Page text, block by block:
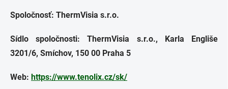
Spoločnosť: ThermVisia s.r.o.
Sídlo spoločnosti: ThermVisia s.r.o., Karla Engliše
3201/6, Smíchov, 150 00 Praha 5
Web: https://www.tenolix.cz/sk/